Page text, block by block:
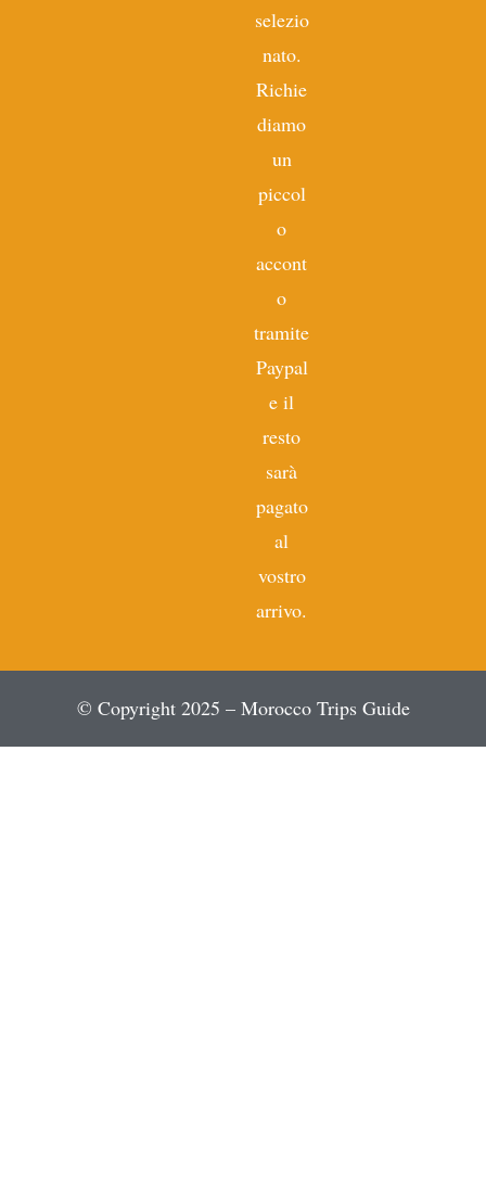
selezio
nato.
Richie
diamo
un
piccol
o
accont
o
tramite
Paypal
e il
resto
sarà
pagato
al
vostro
arrivo.
© Copyright 2025 – Morocco Trips Guide